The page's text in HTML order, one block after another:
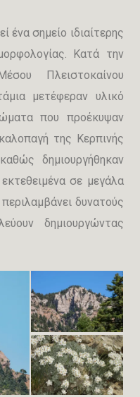
ένα σημείο ιδιαίτερης
Κατά την
Πλειστοκαίνου
μετέφεραν υλικό
που προέκυψαν
της Κερπινής
δημιουργήθηκαν
σε μεγάλα
δυνατούς
δημιουργώντας